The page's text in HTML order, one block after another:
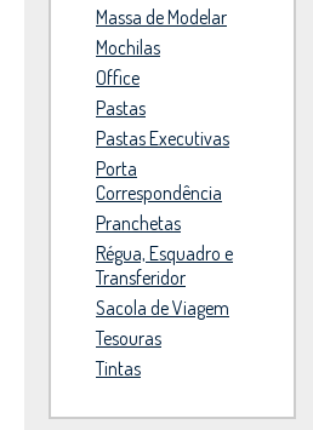
Massa de Modelar
Mochilas
Office
Pastas
Pastas Executivas
Porta
Correspondência
Pranchetas
Régua, Esquadro e
Transferidor
Sacola de Viagem
Tesouras
Tintas